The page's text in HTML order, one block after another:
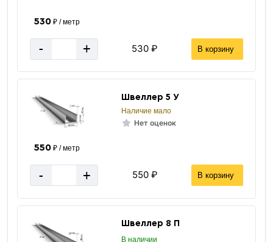
530₽ / метр
- + 530 ₽ В корзину
Швеллер 5 У
Наличие мало
Нет оценок
550₽ / метр
- + 550 ₽ В корзину
Швеллер 8 П
В наличии